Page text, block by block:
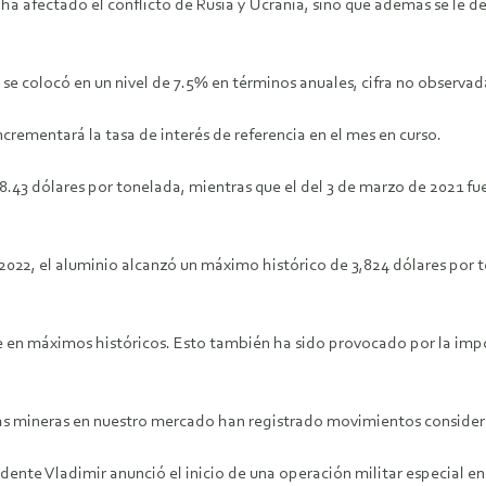
afectado el conflicto de Rusia y Ucrania, sino que además se le
colocó en un nivel de 7.5% en términos anuales, cifra no
la tasa de interés de referencia en el mes en curso.
dólares por tonelada, mientras que el del 3 de marzo de 2021
el aluminio alcanzó un máximo histórico de 3,824 dólares por
en máximos históricos. Esto también ha sido provocado por la
mineras en nuestro mercado han registrado movimientos
Vladimir anunció el inicio de una operación militar especial